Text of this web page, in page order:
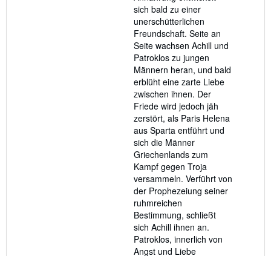
sich bald zu einer
unerschütterlichen
Freundschaft. Seite an
Seite wachsen Achill und
Patroklos zu jungen
Männern heran, und bald
erblüht eine zarte Liebe
zwischen ihnen. Der
Friede wird jedoch jäh
zerstört, als Paris Helena
aus Sparta entführt und
sich die Männer
Griechenlands zum
Kampf gegen Troja
versammeln. Verführt von
der Prophezeiung seiner
ruhmreichen
Bestimmung, schließt
sich Achill ihnen an.
Patroklos, innerlich von
Angst und Liebe